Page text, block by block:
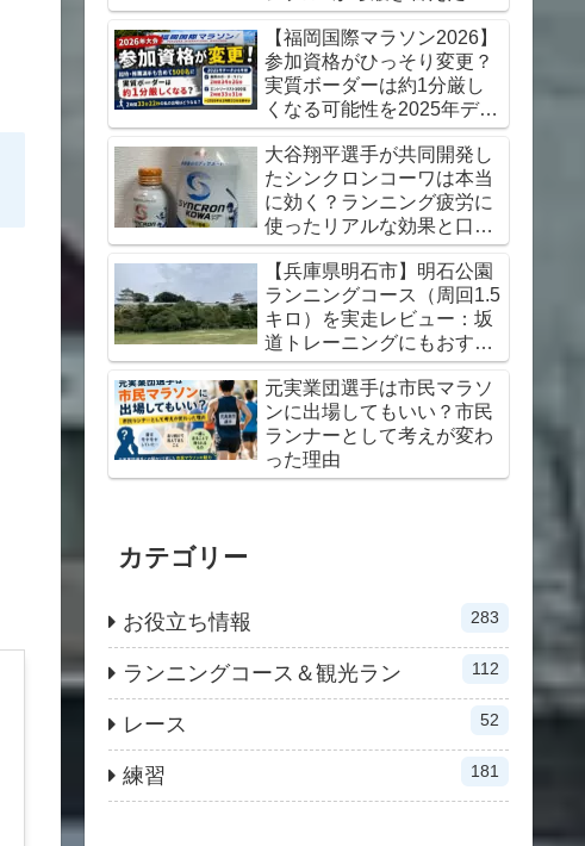
想【初心者にもおすすめ】
【福岡国際マラソン2026】
参加資格がひっそり変更？
実質ボーダーは約1分厳し
くなる可能性を2025年デー
タから考察
大谷翔平選手が共同開発し
たシンクロンコーワは本当
に効く？ランニング疲労に
使ったリアルな効果と口コ
ミレビュー
【兵庫県明石市】明石公園
ランニングコース（周回1.5
キロ）を実走レビュー：坂
道トレーニングにもおすす
め
元実業団選手は市民マラソ
ンに出場してもいい？市民
ランナーとして考えが変わ
った理由
カテゴリー
お役立ち情報 283
ランニングコース＆観光ラン 112
レース 52
練習 181